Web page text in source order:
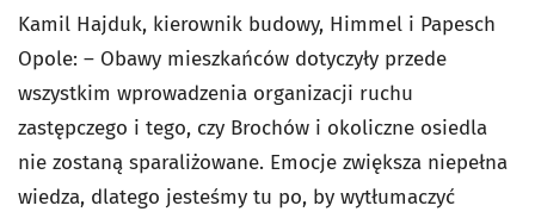
Kamil Hajduk, kierownik budowy, Himmel i Papesch
Opole: – Obawy mieszkańców dotyczyły przede
wszystkim wprowadzenia organizacji ruchu
zastępczego i tego, czy Brochów i okoliczne osiedla
nie zostaną sparaliżowane. Emocje zwiększa niepełna
wiedza, dlatego jesteśmy tu po, by wytłumaczyć